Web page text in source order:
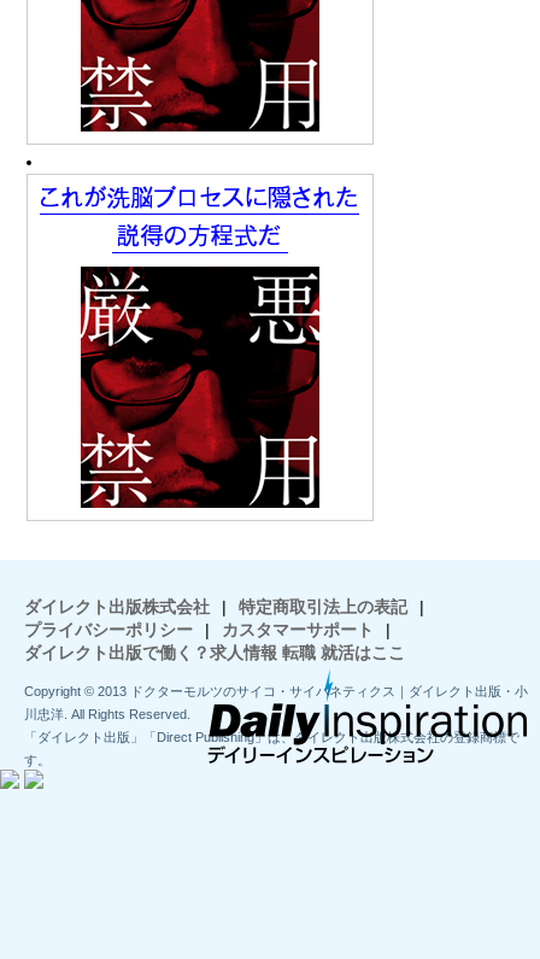
ダイレクト出版株式会社 | 特定商取引法上の表記
|
プライバシーポリシー
| カスタマーサポート
|
ダイレクト出版で働く？求人情報 転職 就活はここ
Copyright © 2013 ドクターモルツのサイコ・サイバネティクス｜ダイレクト出版・小
川忠洋. All Rights Reserved.
「ダイレクト出版」「Direct Publishing」は、ダイレクト出版株式会社の登録商標で
す。